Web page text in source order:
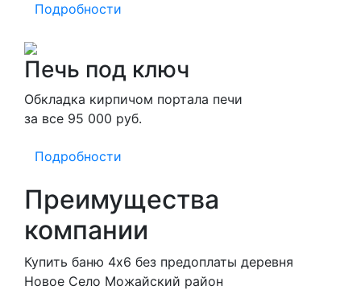
Подробности
Печь под ключ
Обкладка кирпичом портала печи
за все 95 000 руб.
Подробности
Преимущества
компании
Купить баню 4х6 без предоплаты деревня
Новое Село Можайский район